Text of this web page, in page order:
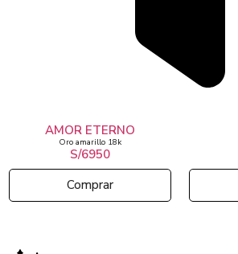
AMOR ETERNO
Oro amarillo 18k
S/6950
Comprar